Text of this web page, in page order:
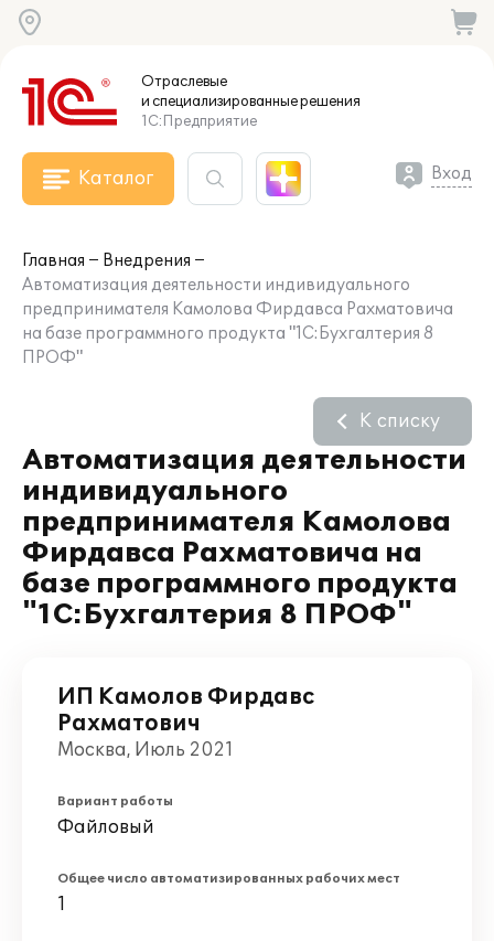
Отраслевые
и специализированныерешения
1С:Предприятие
Каталог Вход
Главная
Внедрения
Автоматизация деятельности индивидуального
предпринимателя Камолова Фирдавса Рахматовича
на базе программного продукта "1С:Бухгалтерия 8
ПРОФ"
Автоматизация деятельности
индивидуального
предпринимателя Камолова
Фирдавса Рахматовича на
базе программного продукта
"1С:Бухгалтерия 8 ПРОФ"
К списку
ИП Камолов Фирдавс
Рахматович
Москва, Июль 2021
Вариант работы
Файловый
Общее число автоматизированных рабочих мест
1